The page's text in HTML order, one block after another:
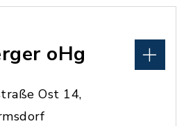
oHg
Ost 14,